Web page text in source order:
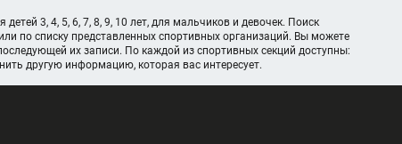
3, 4, 5, 6, 7, 8, 9, 10 лет, для мальчиков и девочек. Поиск
по списку представленных спортивных организаций. Вы можете
их записи. По каждой из спортивных секций доступны:
другую информацию, которая вас интересует.